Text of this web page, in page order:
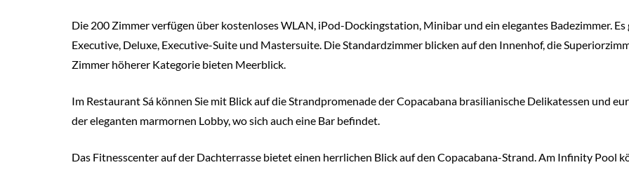
Die 200 Zimmer verfügen über kostenloses WLAN, iPod-Dockingstation, Minibar und ein elegantes Badezimmer.
Executive, Deluxe, Executive-Suite und Mastersuite. Die Standardzimmer blicken auf den Innenhof, die
Zimmer höherer Kategorie bieten Meerblick.
Im Restaurant Sá können Sie mit Blick auf die Strandpromenade der Copacabana brasilianische Delikatessen und
der eleganten marmornen Lobby, wo sich auch eine Bar befindet.
Das Fitnesscenter auf der Dachterrasse bietet einen herrlichen Blick auf den Copacabana-Strand. Am Infinity Pool